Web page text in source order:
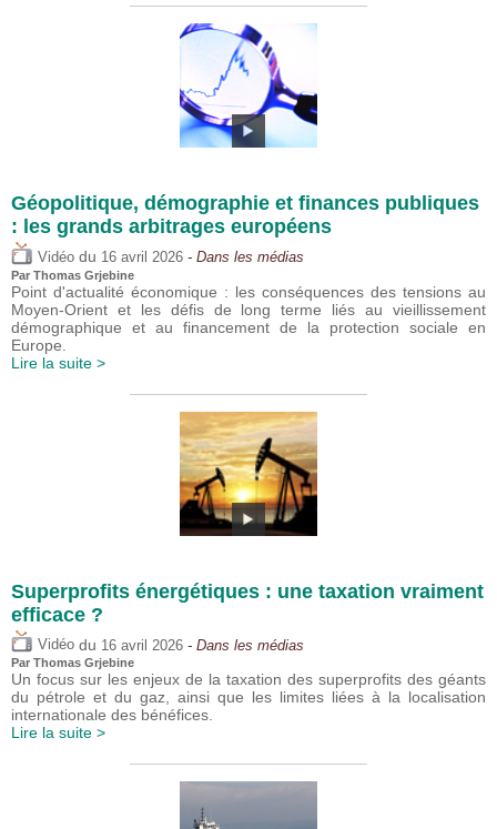
Géopolitique, démographie et finances publiques
: les grands arbitrages européens
Vidéo du 16 avril 2026 - Dans les médias
Par Thomas Grjebine
Point d'actualité économique : les conséquences des tensions au
Moyen-Orient et les défis de long terme liés au vieillissement
démographique et au financement de la protection sociale en
Europe.
Lire la suite >
Superprofits énergétiques : une taxation vraiment
efficace ?
Vidéo du 16 avril 2026 - Dans les médias
Par Thomas Grjebine
Un focus sur les enjeux de la taxation des superprofits des géants
du pétrole et du gaz, ainsi que les limites liées à la localisation
internationale des bénéfices.
Lire la suite >